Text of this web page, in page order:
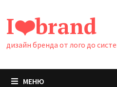
содержимому
I❤️brand
дизайн бренда от лого до
МЕНЮ